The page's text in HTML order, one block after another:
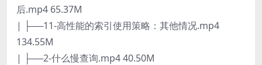
后.mp4 65.37M
| ├──11-高性能的索引使用策略：其他情况.mp4
134.55M
| ├──2-什么慢查询.mp4 40.50M